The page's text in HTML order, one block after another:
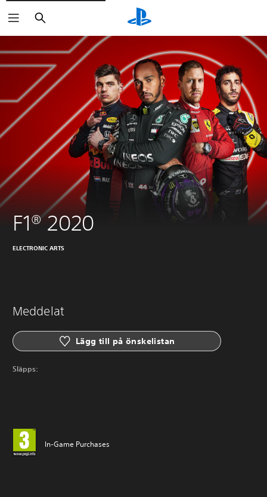
Sök
F1® 2020
ELECTRONIC ARTS
Meddelat
Lägg till på önskelistan
Släpps:
In-Game Purchases